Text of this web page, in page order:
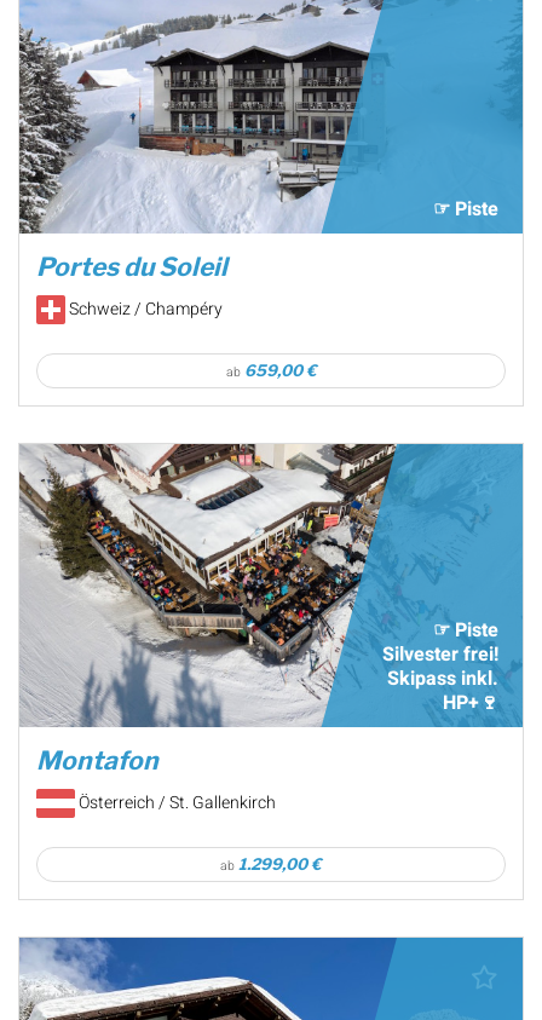
☞ Piste
Portes du Soleil
Schweiz / Champéry
ab 659,00 €
☞ Piste
Silvester frei!
Skipass inkl.
HP+🍷
Montafon
Österreich / St. Gallenkirch
ab 1.299,00 €